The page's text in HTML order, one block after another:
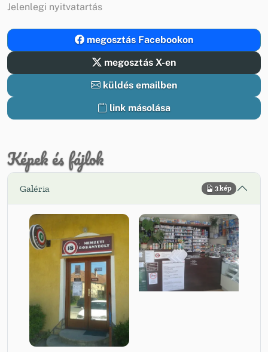
Jelenlegi nyitvatartás
megosztás Facebookon
megosztás X-en
küldés emailben
link másolása
Képek és fájlok
Galéria 3 kép